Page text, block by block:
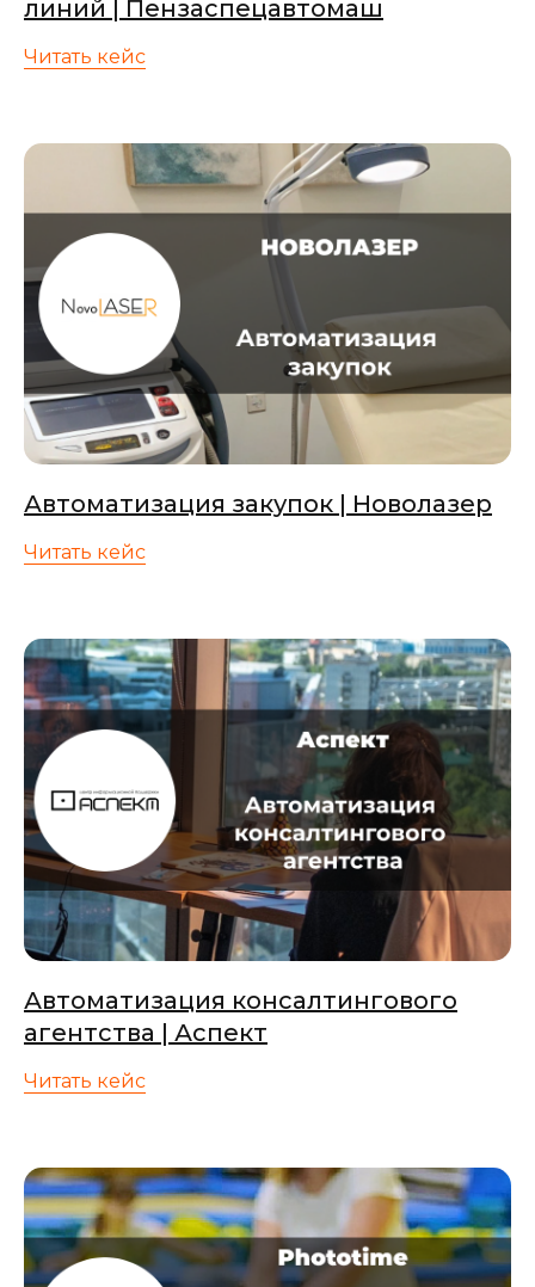
линий | Пензаспецавтомаш
Читать кейс
Автоматизация закупок | Новолазер
Читать кейс
Автоматизация консалтингового
агентства | Аспект
Читать кейс